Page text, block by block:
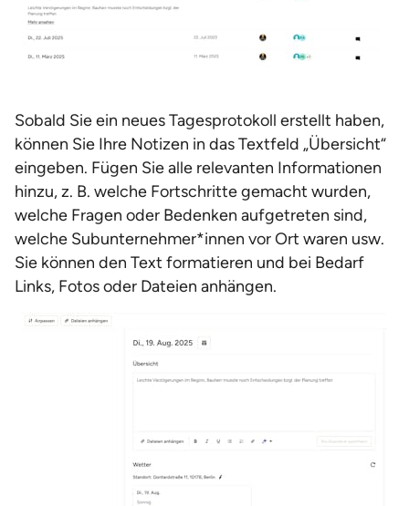
Sobald Sie ein neues Tagesprotokoll erstellt haben,
können Sie Ihre Notizen in das Textfeld „Übersicht“
eingeben. Fügen Sie alle relevanten Informationen
hinzu, z. B. welche Fortschritte gemacht wurden,
welche Fragen oder Bedenken aufgetreten sind,
welche Subunternehmer*innen vor Ort waren usw.
Sie können den Text formatieren und bei Bedarf
Links, Fotos oder Dateien anhängen.